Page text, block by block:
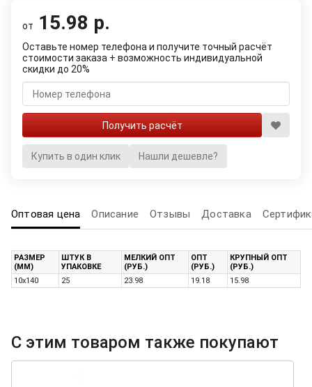
от 15.98 р.
Оставьте номер телефона и получите точный расчёт
стоимости заказа + возможность индивидуальной
скидки до 20%
Купить в один клик Нашли дешевле?
Оптовая цена Описание Отзывы Доставка
РАЗМЕР
(ММ)
ШТУК В
УПАКОВКЕ
МЕЛКИЙ ОПТ
(РУБ.)
ОПТ
(РУБ.)
КРУПНЫЙ ОПТ
(РУБ.)
10x140
25 23.98 19.18 15.98
С этим товаром также покупают